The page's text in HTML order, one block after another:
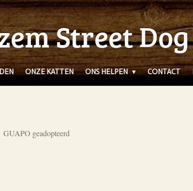
Street
ONZE KATTEN ONS HELPEN CONTACT
GUAPO geadopteerd